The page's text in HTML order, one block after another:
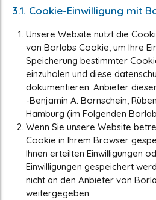
3.1. Cookie-Einwilligung mit
Unsere Website nutzt die
von Borlabs Cookie, um Ihre
Speicherung bestimmter
einzuholen und diese
dokumentieren. Anbieter
-Benjamin A. Bornschein,
Hamburg (im Folgenden
Wenn Sie unsere Website
Cookie in Ihrem Browser
Ihnen erteilten Einwilligungen
Einwilligungen gespeichert
nicht an den Anbieter von
weitergegeben.